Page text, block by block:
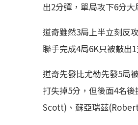
出2分彈，單局攻下6分大
道奇雖然3局上半立刻反
聯手完成4局6K只被敲出
道奇先發比尤勒先發5局
打失掉5分，但後面4名
Scott)、蘇亞瑞茲